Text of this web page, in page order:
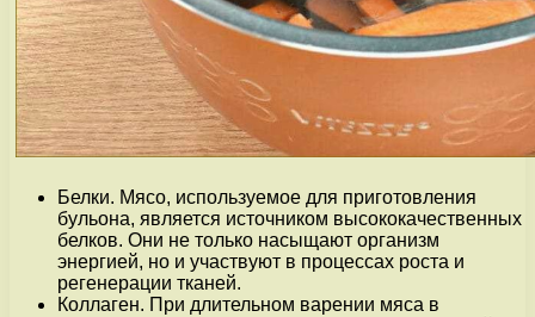
Белки. Мясо, используемое для приготовления
бульона, является источником высококачественных
белков. Они не только насыщают организм
энергией, но и участвуют в процессах роста и
регенерации тканей.
Коллаген. При длительном варении мяса в